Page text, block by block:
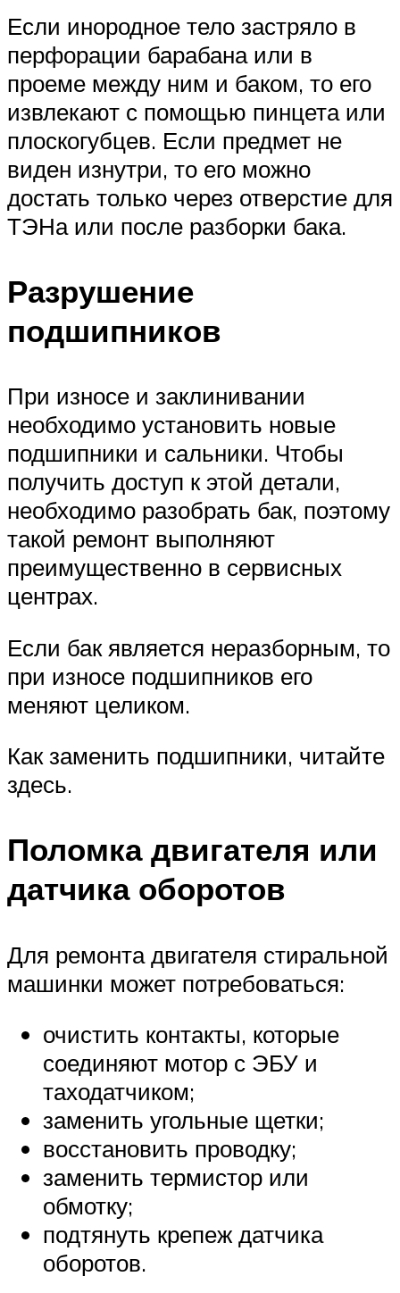
Если инородное тело застряло в
перфорации барабана или в
проеме между ним и баком, то его
извлекают с помощью пинцета или
плоскогубцев. Если предмет не
виден изнутри, то его можно
достать только через отверстие для
ТЭНа или после разборки бака.
Разрушение
подшипников
При износе и заклинивании
необходимо установить новые
подшипники и сальники. Чтобы
получить доступ к этой детали,
необходимо разобрать бак, поэтому
такой ремонт выполняют
преимущественно в сервисных
центрах.
Если бак является неразборным, то
при износе подшипников его
меняют целиком.
Как заменить подшипники, читайте
здесь.
Поломка двигателя или
датчика оборотов
Для ремонта двигателя стиральной
машинки может потребоваться:
очистить контакты, которые
соединяют мотор с ЭБУ и
таходатчиком;
заменить угольные щетки;
восстановить проводку;
заменить термистор или
обмотку;
подтянуть крепеж датчика
оборотов.